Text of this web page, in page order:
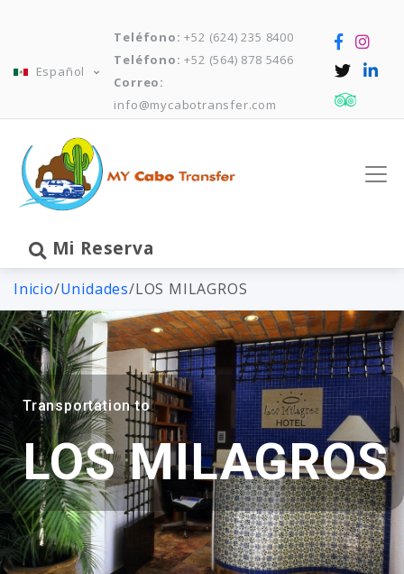
Español
Teléfono: +52 (624) 235 8400
Teléfono: +52 (564) 878 5466
Correo:
info@mycabotransfer.com
Mi Reserva
Inicio/Unidades/LOS MILAGROS
Transportation to
LOS MILAGROS